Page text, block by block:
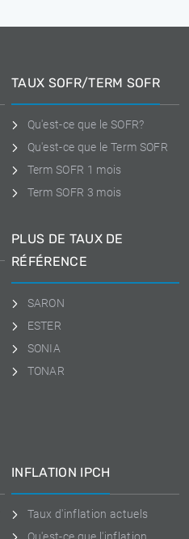
TAUX SOFR/TERM SOFR
Qu'est-ce que le SOFR?
Qu'est-ce que le Term SOFR
Term SOFR 1 mois
Term SOFR 3 mois
PLUS DE TAUX DE
RÉFÉRENCE
SARON
ESTER
SONIA
TONAR
INFLATION IPCH
Taux d'inflation actuels